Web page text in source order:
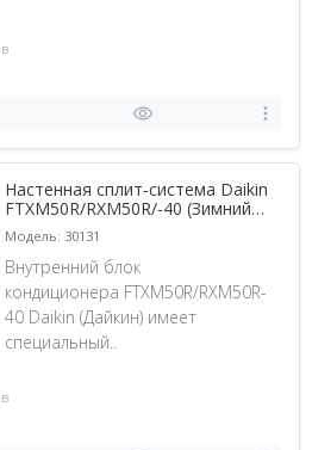
Настенная сплит-система Daikin
FTXM50R/RXM50R/-40 (Зимний
Комплект -40)
Модель: 30131
Внутренний блок
кондиционера FTXM50R/RXM50R-
40 Daikin (Дайкин) имеет
специальный..